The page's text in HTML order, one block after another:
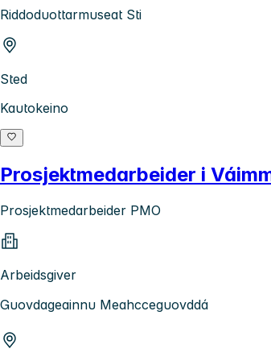
Riddoduottarmuseat Sti
Sted
Kautokeino
Prosjektmedarbeider i
Prosjektmedarbeider PMO
Arbeidsgiver
Guovdageainnu Meahcceguovddá